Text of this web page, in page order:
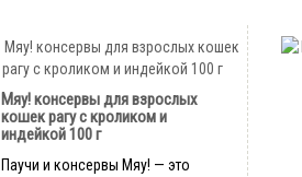
Мяу! консервы для взрослых
кошек рагу с кроликом и
индейкой 100 г
Паучи и консервы Мяу! — это